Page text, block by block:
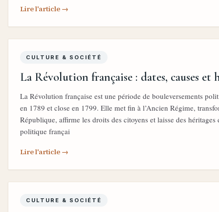
Lire l'article →
CULTURE & SOCIÉTÉ
La Révolution française : dates, causes et
La Révolution française est une période de bouleversements
en 1789 et close en 1799. Elle met fin à l’Ancien Régime,
République, affirme les droits des citoyens et laisse des
politique françai
Lire l'article →
CULTURE & SOCIÉTÉ